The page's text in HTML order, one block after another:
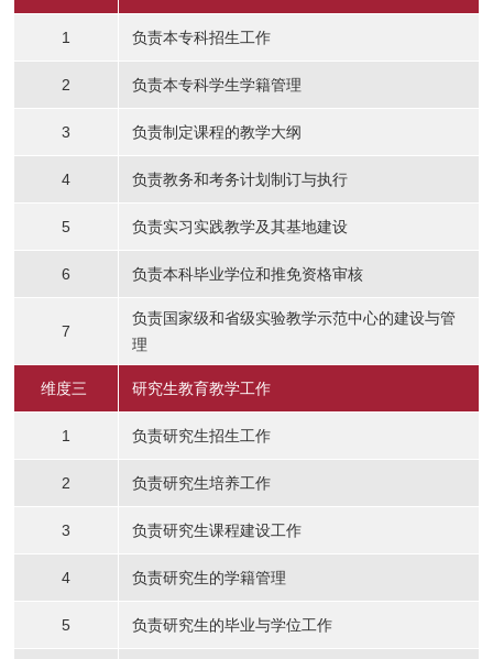
1 负责本专科招生工作
2 负责本专科学生学籍管理
3 负责制定课程的教学大纲
4 负责教务和考务计划制订与执行
5 负责实习实践教学及其基地建设
6 负责本科毕业学位和推免资格审核
7
负责国家级和省级实验教学示范中心的建设与管
理
维度三 研究生教育教学工作
1 负责研究生招生工作
2 负责研究生培养工作
3 负责研究生课程建设工作
4 负责研究生的学籍管理
5 负责研究生的毕业与学位工作